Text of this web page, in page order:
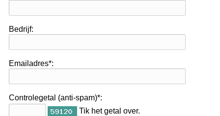
Bedrijf:
Emailadres*:
Controlegetal (anti-spam)*:
Tik het getal over.